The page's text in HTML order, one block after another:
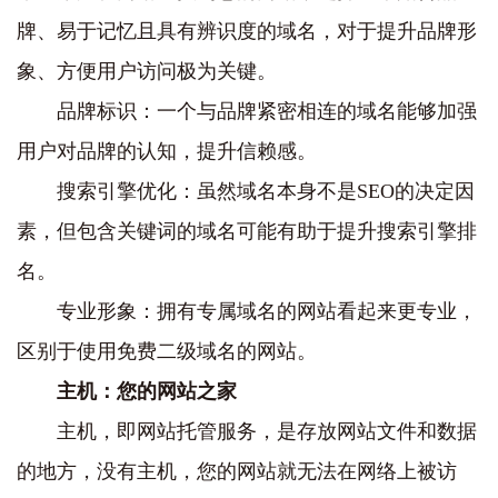
牌、易于记忆且具有辨识度的域名，对于提升品牌形
象、方便用户访问极为关键。
品牌标识：一个与品牌紧密相连的域名能够加强
用户对品牌的认知，提升信赖感。
搜索引擎优化：虽然域名本身不是SEO的决定因
素，但包含关键词的域名可能有助于提升搜索引擎排
名。
专业形象：拥有专属域名的网站看起来更专业，
区别于使用免费二级域名的网站。
主机：您的网站之家
主机，即网站托管服务，是存放网站文件和数据
的地方，没有主机，您的网站就无法在网络上被访